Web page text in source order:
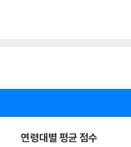
연령대별 평균 점수